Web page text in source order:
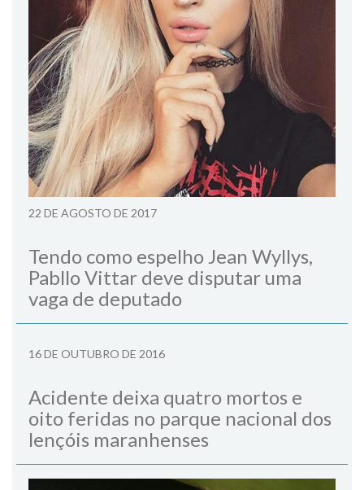
22 DE AGOSTO DE 2017
Tendo como espelho Jean Wyllys,
Pabllo Vittar deve disputar uma
vaga de deputado
16 DE OUTUBRO DE 2016
Acidente deixa quatro mortos e
oito feridas no parque nacional dos
lençóis maranhenses